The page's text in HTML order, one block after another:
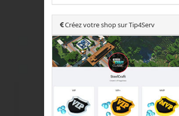
Créez votre shop sur Tip4Serv